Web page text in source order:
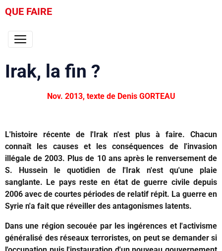
QUE FAIRE
Irak, la fin ?
Nov. 2013, texte de Denis GORTEAU
L'histoire récente de l'Irak n'est plus à faire. Chacun
connaît les causes et les conséquences de l'invasion
illégale de 2003. Plus de 10 ans après le renversement de
S. Hussein le quotidien de l'Irak n'est qu'une plaie
sanglante. Le pays reste en état de guerre civile depuis
2006 avec de courtes périodes de relatif répit. La guerre en
Syrie n'a fait que réveiller des antagonismes latents.
Dans une région secouée par les ingérences et l'activisme
généralisé des réseaux terroristes, on peut se demander si